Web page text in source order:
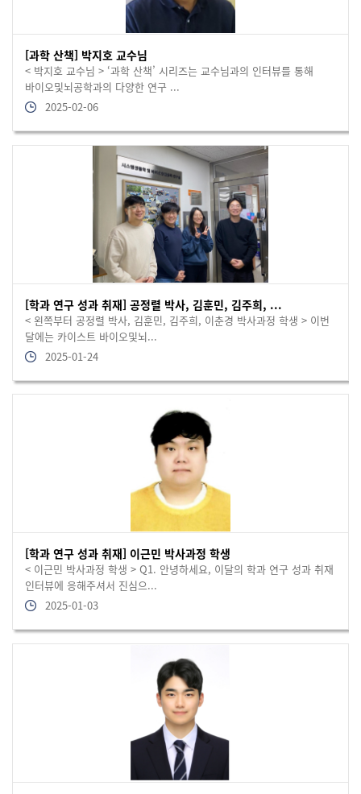
[과학 산책] 박지호 교수님
< 박지호 교수님 > ‘과학 산책’ 시리즈는 교수님과의 인터뷰를 통해
바이오및뇌공학과의 다양한 연구 ...
2025-02-06
[학과 연구 성과 취재] 공정렬 박사, 김훈민, 김주희, ...
< 왼쪽부터 공정렬 박사, 김훈민, 김주희, 이춘경 박사과정 학생 > 이번
달에는 카이스트 바이오및뇌...
2025-01-24
[학과 연구 성과 취재] 이근민 박사과정 학생
< 이근민 박사과정 학생 > Q1. 안녕하세요, 이달의 학과 연구 성과 취재
인터뷰에 응해주셔서 진심으...
2025-01-03